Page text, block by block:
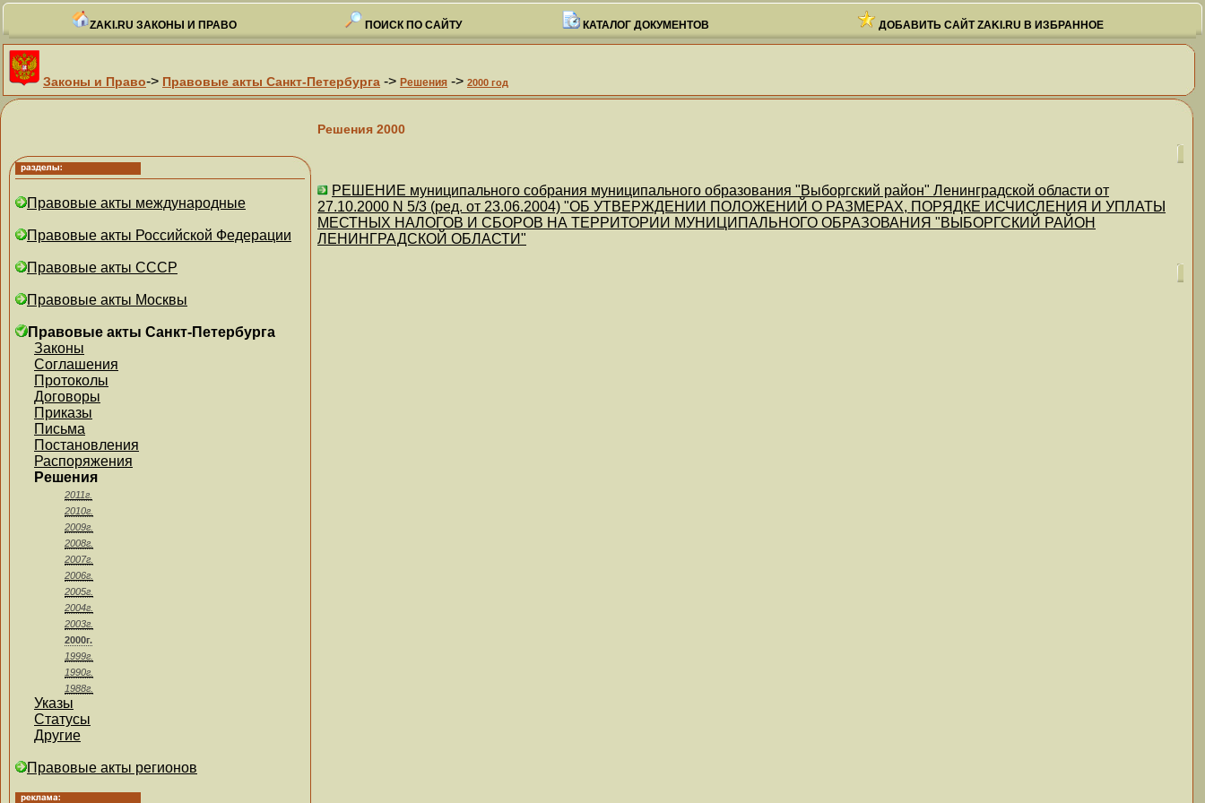
ZAKI.RU ЗАКОНЫ И ПРАВО ПОИСК ПО САЙТУ КАТАЛОГ ДОКУМЕНТОВ ДОБАВИТЬ САЙТ ZAKI.RU В ИЗБРАННОЕ
Законы и Право-> Правовые акты Санкт-Петербурга -> Решения -> 2000 год
Правовые акты международные
Правовые акты Российской Федерации
Правовые акты СССР
Правовые акты Москвы
Правовые акты Санкт-Петербурга
Законы
Соглашения
Протоколы
Договоры
Приказы
Письма
Постановления
Распоряжения
Решения
2011г.
2010г.
2009г.
2008г.
2007г.
2006г.
2005г.
2004г.
2003г.
2000г.
1999г.
1990г.
1988г.
Указы
Статусы
Другие
Правовые акты регионов
Решения 2000
РЕШЕНИЕ муниципального собрания муниципального образования "Выборгский район" Ленинградской области от
27.10.2000 N 5/3 (ред. от 23.06.2004) "ОБ УТВЕРЖДЕНИИ ПОЛОЖЕНИЙ О РАЗМЕРАХ, ПОРЯДКЕ ИСЧИСЛЕНИЯ И УПЛАТЫ
МЕСТНЫХ НАЛОГОВ И СБОРОВ НА ТЕРРИТОРИИ МУНИЦИПАЛЬНОГО ОБРАЗОВАНИЯ "ВЫБОРГСКИЙ РАЙОН
ЛЕНИНГРАДСКОЙ ОБЛАСТИ"